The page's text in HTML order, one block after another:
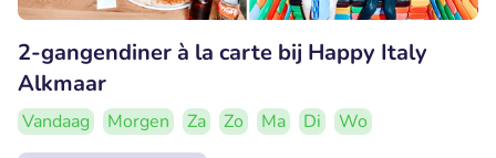
2-gangendiner à la carte bij Happy Italy
Alkmaar
Vandaag Morgen Za Zo Ma Di
Wo